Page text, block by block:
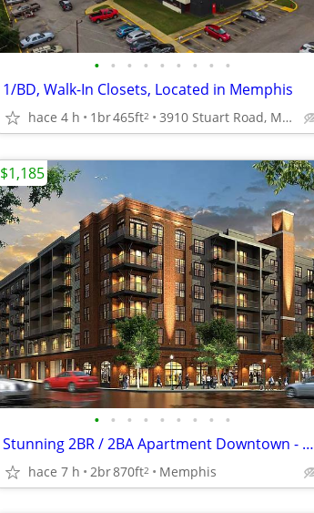
• • • • • • • • •
1/BD, Walk-In Closets, Located in Memphis
hace 4 h 1br465ft2 3910 Stuart Road, Memphis, TN
• • • • • • • • •
Stunning 2BR / 2BA Apartment Downtown - Absolute Best Deal!
hace 7 h 2br870ft2 Memphis
$1,185